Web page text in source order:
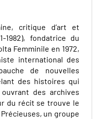
critique d’art et
1982), fondatrice du
Femminile en 1972,
international des
de nouvelles
des histoires qui
des archives
du récit se trouve le
un groupe